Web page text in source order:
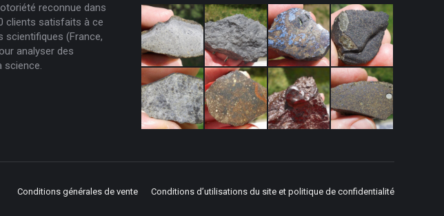
reconnue dans
clients satisfaits à ce
scientifiques (France,
analyser des
science.
Conditions générales de vente Conditions d’utilisations du site et politique de confidentialité